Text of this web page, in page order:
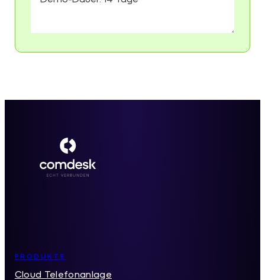
Inhaltsverzeichnis
PRODUKTE
Cloud Telefonanlage